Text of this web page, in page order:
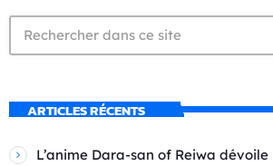
ARTICLES RÉCENTS
L’anime Dara-san of Reiwa